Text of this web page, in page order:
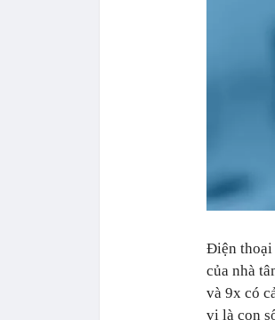
Điện thoại
của nhà
và 9x có
vị là con